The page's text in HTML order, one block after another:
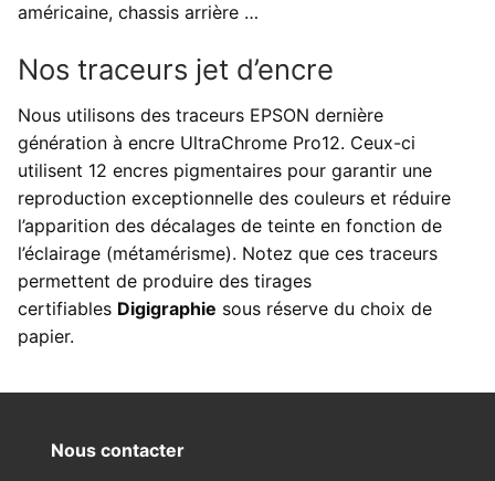
américaine, chassis arrière …
Nos traceurs jet d’encre
Nous utilisons des traceurs EPSON dernière
génération à encre UltraChrome Pro12. Ceux-ci
utilisent 12 encres pigmentaires pour garantir une
reproduction exceptionnelle des couleurs et réduire
l’apparition des décalages de teinte en fonction de
l’éclairage (métamérisme). Notez que ces traceurs
permettent de produire des tirages
certifiables Digigraphie sous réserve du choix de
papier.
Nous contacter